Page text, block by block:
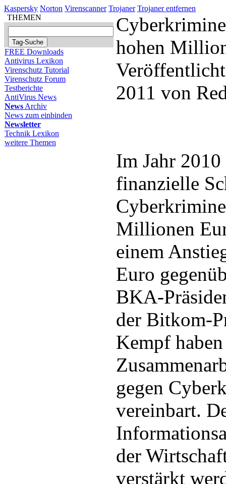
Kaspersky Norton Virenscanner Trojaner Trojaner entfernen
THEMEN
FREE Downloads
Antivirus Lexikon
Virenschutz Tutorial
Virenschutz Forum
Testberichte
AntiVirus News
News Archiv
News zum einbinden
Newsletter
Technik Lexikon
weitere Themen
hohen
2011 von
Im Jahr
finanzielle
Millionen
einem
Euro
BKA-
der Bitkom-
Kempf
gegen
vereinbart.
der
verstärkt